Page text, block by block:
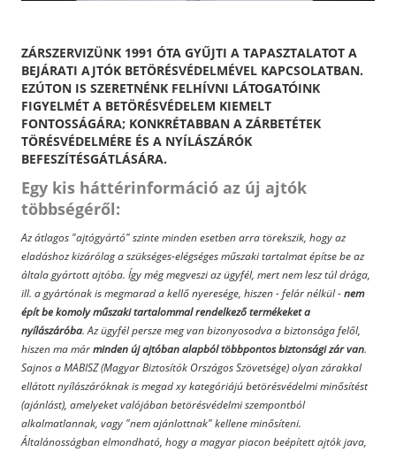
ZÁRSZERVIZÜNK 1991 ÓTA GYŰJTI A TAPASZTALATOT A
BEJÁRATI AJTÓK BETÖRÉSVÉDELMÉVEL KAPCSOLATBAN.
EZÚTON IS SZERETNÉNK FELHÍVNI LÁTOGATÓINK
FIGYELMÉT A BETÖRÉSVÉDELEM KIEMELT
FONTOSSÁGÁRA; KONKRÉTABBAN A ZÁRBETÉTEK
TÖRÉSVÉDELMÉRE ÉS A NYÍLÁSZÁRÓK
BEFESZÍTÉSGÁTLÁSÁRA.
Egy kis háttérinformáció az új ajtók
többségéről:
Az átlagos "ajtógyártó" szinte minden esetben arra törekszik, hogy az
eladáshoz kizárólag a szükséges-elégséges műszaki tartalmat építse be az
általa gyártott ajtóba. Így még megveszi az ügyfél, mert nem lesz túl drága,
ill. a gyártónak is megmarad a kellő nyeresége, hiszen - felár nélkül -nem
épít be komoly műszaki tartalommal rendelkező termékeket a
nyílászáróba. Az ügyfél persze meg van bizonyosodva a biztonsága felől,
hiszen ma márminden új ajtóban alapból többpontos biztonsági zár van.
Sajnos a MABISZ (Magyar Biztosítók Országos Szövetsége) olyan zárakkal
ellátott nyílászáróknak is megad xy kategóriájú betörésvédelmi minősítést
(ajánlást), amelyeket valójában betörésvédelmi szempontból
alkalmatlannak, vagy "nem ajánlottnak" kellene minősíteni.
Általánosságban elmondható, hogy a magyar piacon beépített ajtók java,